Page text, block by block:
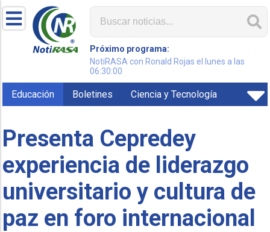
Próximo programa:
NotiRASA con Ronald Rojas el lunes a las
06:30:00
Educación Boletines Ciencia y Tecnología
Presenta Cepredey
experiencia de liderazgo
universitario y cultura de
paz en foro internacional